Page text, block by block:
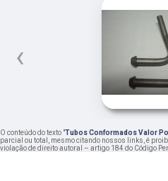
‹
O conteúdo do texto "Tubos Conformados Valor
parcial ou total, mesmo citando nossos links, é
violação de direito autoral – artigo 184 do Código